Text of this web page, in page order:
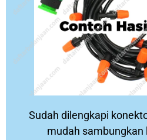
Sudah dilengkapi
mudah sambungkan